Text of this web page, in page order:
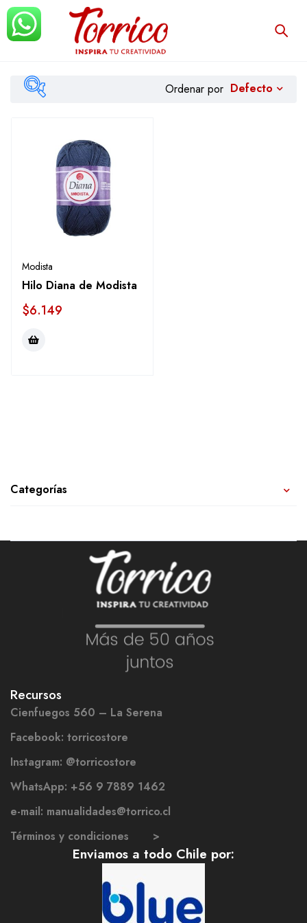
Categorías
Ordenar por Defecto
Modista
Hilo Diana de Modista
$6.149
Recursos
Cienfuegos 560 – La Serena
Facebook: torricostore
Instagram: @torricostore
WhatsApp: +56 9 7889 1462
e-mail: manualidades@torrico.cl
Términos y condiciones >
Enviamos a todo Chile por: